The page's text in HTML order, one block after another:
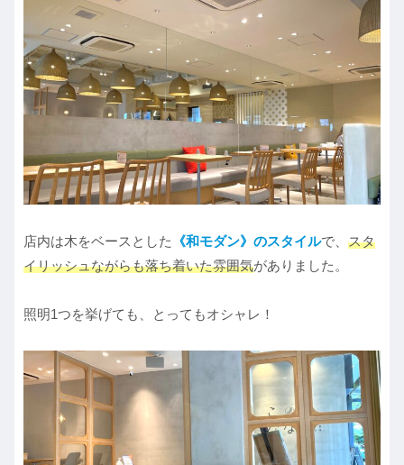
店内は木をベースとした 《和モダン》のスタイルで、 スタ
イリッシュながらも落ち着いた雰囲気がありました。
照明1つを挙げても、とってもオシャレ！